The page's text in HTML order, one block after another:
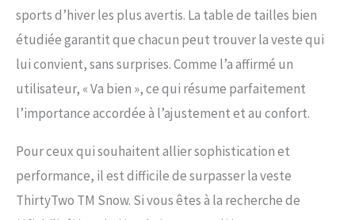
sports d’hiver les plus avertis. La table de tailles bien
étudiée garantit que chacun peut trouver la veste qui
lui convient, sans surprises. Comme l’a affirmé un
utilisateur, « Va bien », ce qui résume parfaitement
l’importance accordée à l’ajustement et au confort.
Pour ceux qui souhaitent allier sophistication et
performance, il est difficile de surpasser la veste
ThirtyTwo TM Snow. Si vous êtes à la recherche de